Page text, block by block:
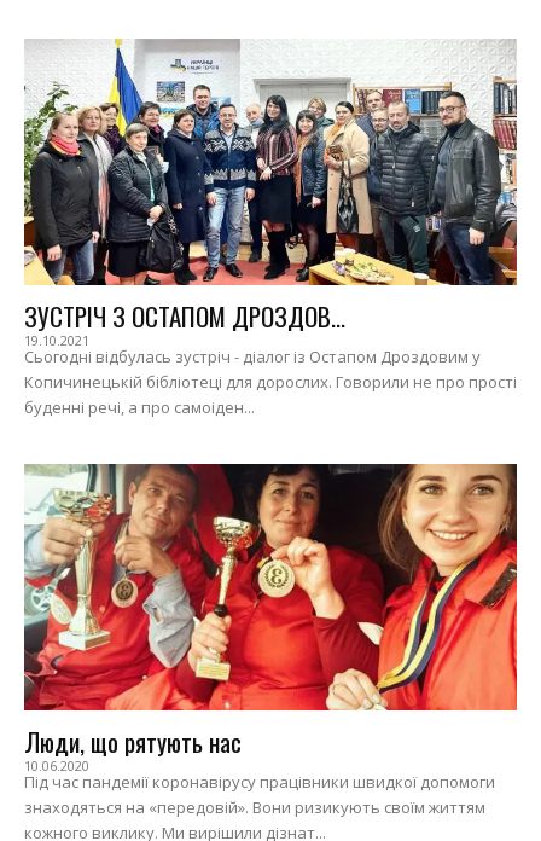
ЗУСТРІЧ З ОСТАПОМ ДРОЗДОВ...
19.10.2021
Сьогодні відбулась зустріч - діалог із Остапом Дроздовим у
Копичинецькій бібліотеці для дорослих. Говорили не про прості
буденні речі, а про самоіден...
Люди, що рятують нас
10.06.2020
Під час пандемії коронавірусу працівники швидкої допомоги
знаходяться на «передовій». Вони ризикують своїм життям
кожного виклику. Ми вирішили дізнат...